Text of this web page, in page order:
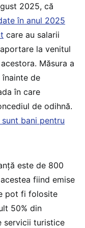
2025, că
în anul 2025
care au salarii
la venitul
Măsura a
de
în care
de odihnă.
sunt bani pentru
este de 800
fiind emise
pot fi folosite
50% din
servicii turistice